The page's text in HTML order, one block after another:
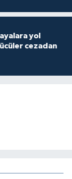
yol
cezadan